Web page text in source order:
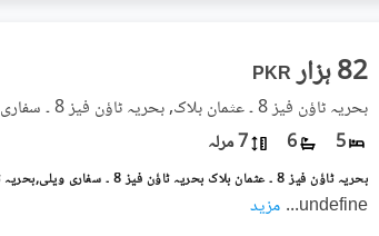
PKR 82 ہزار
5
6 7 مرلہ
undefine
... مزید